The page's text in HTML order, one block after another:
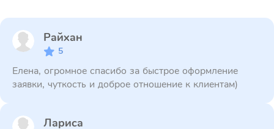
Райхан
5
Елена, огромное спасибо за быстрое оформление
заявки, чуткость и доброе отношение к клиентам)
Лариса